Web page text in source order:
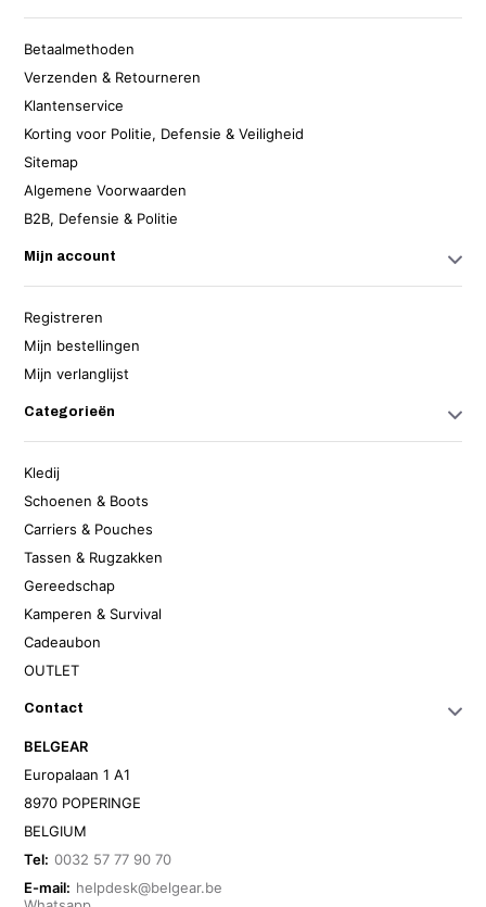
Betaalmethoden
Verzenden & Retourneren
Klantenservice
Korting voor Politie, Defensie & Veiligheid
Sitemap
Algemene Voorwaarden
B2B, Defensie & Politie
Mijn account
Registreren
Mijn bestellingen
Mijn verlanglijst
Categorieën
Kledij
Schoenen & Boots
Carriers & Pouches
Tassen & Rugzakken
Gereedschap
Kamperen & Survival
Cadeaubon
OUTLET
Contact
BELGEAR
Europalaan 1 A1
8970 POPERINGE
BELGIUM
Tel: 0032 57 77 90 70
E-mail: helpdesk@belgear.be